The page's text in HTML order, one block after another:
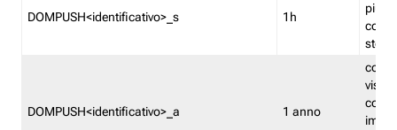
DOMPUSH<identificativo>_s 1h
più
DOMPUSH<identificativo>_a 1 anno